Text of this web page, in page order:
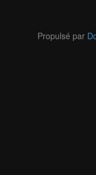
Propulsé par